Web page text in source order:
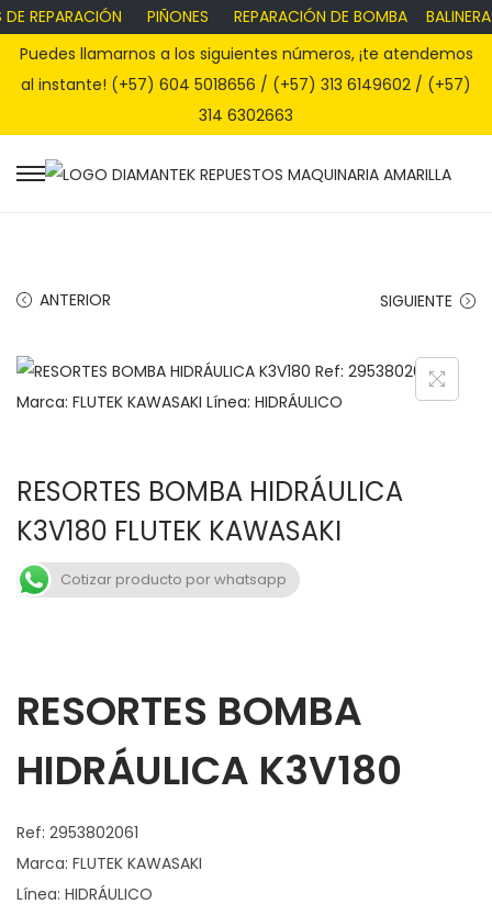
REPARACIÓN PIÑONES REPARACIÓN DE BOMBA
BALINERAS
Puedes llamarnos a los siguientes números, ¡te atendemos
al instante! (+57) 604 5018656 / (+57) 313 6149602 / (+57)
314 6302663
S
a
l
a
v
g
ó
S
a
l
n
t
n
ANTERIOR SIGUIENTE
RESORTES BOMBA HIDRÁULICA
K3V180 FLUTEK KAWASAKI
Cotizar producto por whatsapp
RESORTES BOMBA
HIDRÁULICA K3V180
Ref: 2953802061
Marca: FLUTEK KAWASAKI
Línea: HIDRÁULICO